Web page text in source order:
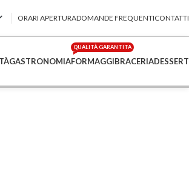
ORARI APERTURADOMANDE FREQUENTICONTATTI
GASTRONOMIAFORMAGGI
QUALITÀ GARANTITA
BRACERIADESSERT